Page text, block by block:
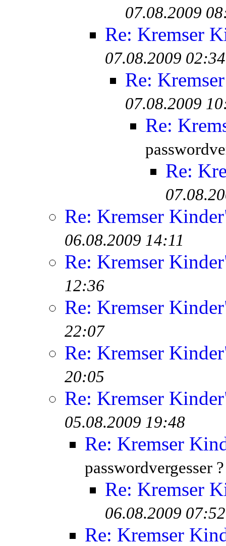
07.08.2009
Re: Kremser
07.08.2009 02:34
Re:
07.08.2009
Re:
Re:
Re: Kremser
06.08.2009 14:11
Re: Kremser
12:36
Re: Kremser
22:07
Re: Kremser
20:05
Re: Kremser
05.08.2009 19:48
Re: Kremser
passwordvergesser
Re: Kremser
06.08.2009 07:52
Re: Kremser